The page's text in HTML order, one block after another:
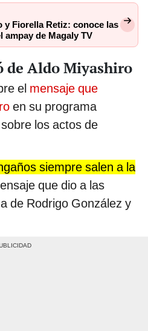
y Fiorella Retiz: conoce las
de Magaly TV
de Aldo Miyashiro
el mensaje que
en su programa
los actos de
siempre salen a la
que dio a las
de Rodrigo González y